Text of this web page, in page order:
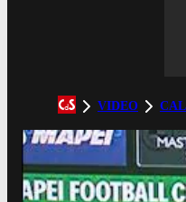
VIDEO